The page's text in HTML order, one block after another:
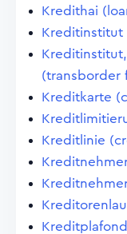
Kredithai
Kreditinstitut
(transborder
Kreditkarte
Kreditlinie